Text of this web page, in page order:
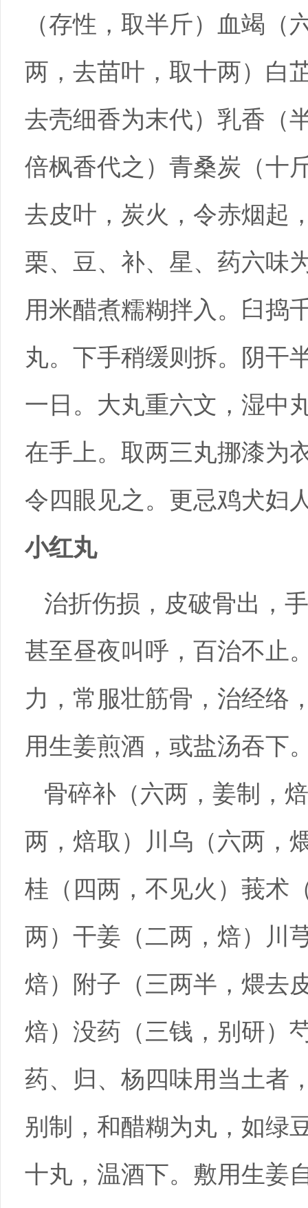
（存性，取半斤）血竭（
两，去苗叶，取十两）白
去壳细香为末代）乳香（
倍枫香代之）青桑炭（十
去皮叶，炭火，令赤烟起
栗、豆、补、星、药六味
用米醋煮糯糊拌入。臼捣
丸。下手稍缓则拆。阴干
一日。大丸重六文，湿中
在手上。取两三丸挪漆为
令四眼见之。更忌鸡犬妇
小红丸
治折伤损，皮破骨出，
甚至昼夜叫呼，百治不止
力，常服壮筋骨，治经络
用生姜煎酒，或盐汤吞下
骨碎补（六两，姜制，
两，焙取）川乌（六两，
桂（四两，不见火）莪术
两）干姜（二两，焙）川
焙）附子（三两半，煨去
焙）没药（三钱，别研）
药、归、杨四味用当土者
别制，和醋糊为丸，如绿
十丸，温酒下。敷用生姜